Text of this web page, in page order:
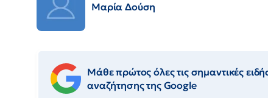
Μαρία Δούση
Μάθε πρώτος όλες τις σημαντικές
αναζήτησης της Google